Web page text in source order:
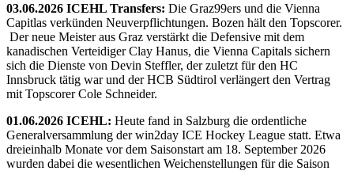
03.06.2026 ICEHL Transfers: Die Graz99ers und die Vienna
Capitlas verkünden Neuverpflichtungen. Bozen hält den Topscorer.
Der neue Meister aus Graz verstärkt die Defensive mit dem
kanadischen Verteidiger Clay Hanus, die Vienna Capitals sichern
sich die Dienste von Devin Steffler, der zuletzt für den HC
Innsbruck tätig war und der HCB Südtirol verlängert den Vertrag
mit Topscorer Cole Schneider.
01.06.2026 ICEHL: Heute fand in Salzburg die ordentliche
Generalversammlung der win2day ICE Hockey League statt. Etwa
dreieinhalb Monate vor dem Saisonstart am 18. September 2026
wurden dabei die wesentlichen Weichenstellungen für die Saison